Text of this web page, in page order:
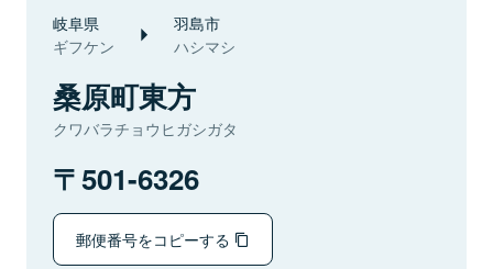
岐阜県
ギフケン
羽島市
ハシマシ
桑原町東方
クワバラチョウヒガシガタ
501-6326
郵便番号をコピーする